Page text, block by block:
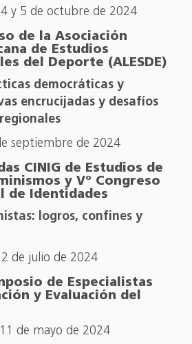
4 y 5 de octubre de 2024
de la Asociación
de Estudios
del Deporte (ALESDE)
democráticas y
encrucijadas y desafíos
septiembre de 2024
CINIG de Estudios de
y Vº Congreso
de Identidades
logros, confines y
de julio de 2024
de Especialistas
y Evaluación del
de mayo de 2024